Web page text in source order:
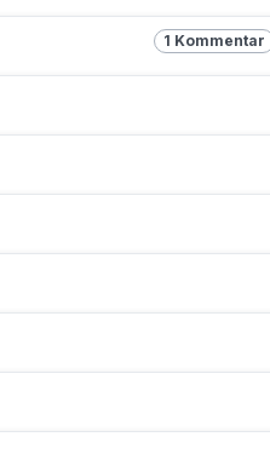
1 Kommentar